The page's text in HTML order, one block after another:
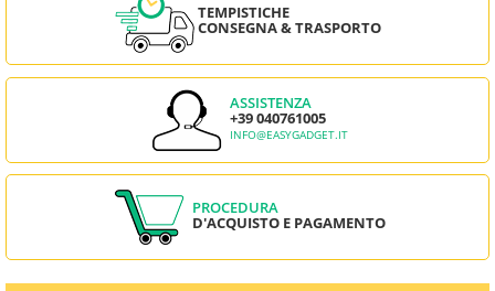
TEMPISTICHE
CONSEGNA & TRASPORTO
ASSISTENZA
+39 040761005
INFO@EASYGADGET.IT
PROCEDURA
D'ACQUISTO E PAGAMENTO